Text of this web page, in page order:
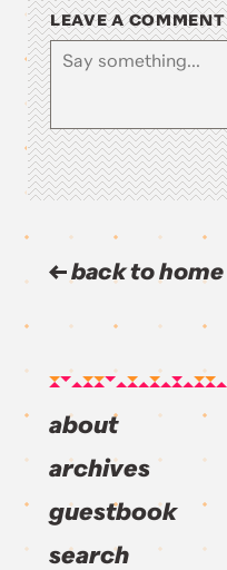
LEAVE A COMMENT
back to home
about
archives
guestbook
search